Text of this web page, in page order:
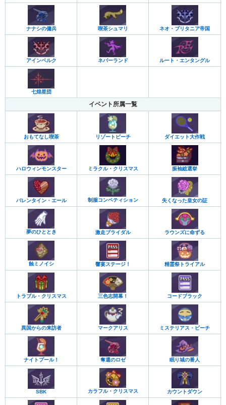
ナナシの傭兵 喫茶シュマリ ネオ・ブリタニア帝国
アインベルク ネバーランド ルート・エンタングル
七煌星団
イベント所属一覧
おもてなし喫茶 リゾートビーチ ダイエット大作戦
ハロウィンモンスター ミラクル・クリスマス 振袖総選挙
バレンタイン・エール 制服コンペティション 失くなった皇女の証
夢のひととき 激走ブライダル ラウンズに命ずる
蝕ミノイシ 響宴ステージ！ 精霊祭トライアル
トラブル・クリスマス 三色志開幕！ コードブラック
異国からの来訪者 マークアリス ミステリアス・ビーチ
ナイトプール！ 奪還のロゼ 眠り城の番人
SBK カラフル・クリスマス カウントダウン